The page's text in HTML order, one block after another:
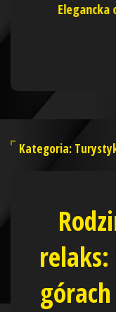
Elegancka
Kategoria: